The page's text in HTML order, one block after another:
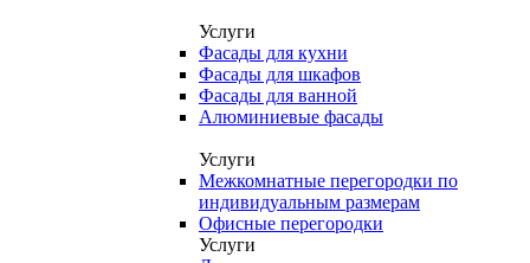
Услуги
Фасады для кухни
Фасады для шкафов
Фасады для ванной
Алюминиевые фасады
Услуги
Межкомнатные перегородки по
индивидуальным размерам
Офисные перегородки
Услуги